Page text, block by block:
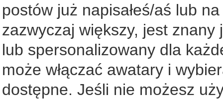
postów już napisałeś/aś lub
zazwyczaj większy, jest
lub spersonalizowany dla
może włączać awatary i
dostępne. Jeśli nie możesz